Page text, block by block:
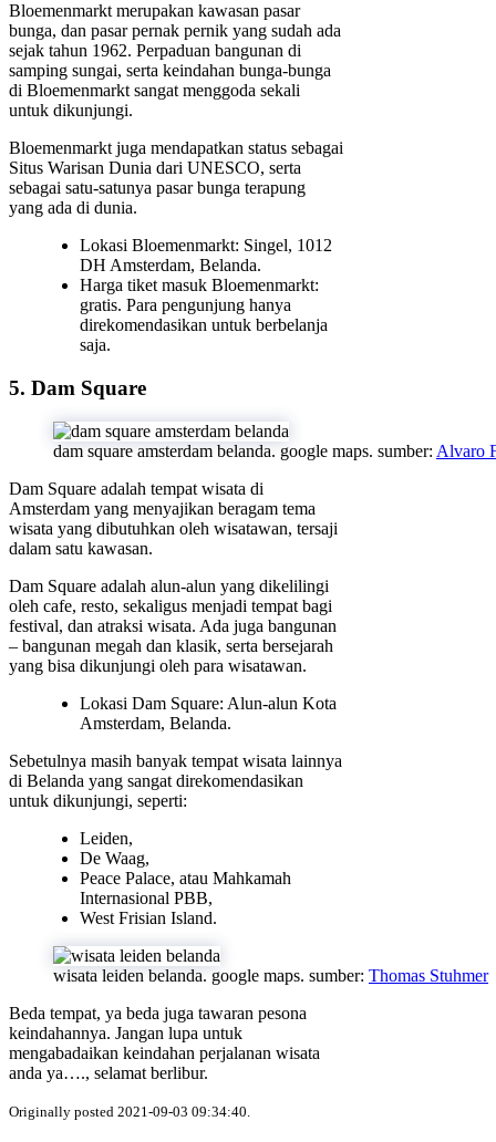
Bloemenmarkt merupakan kawasan pasar
bunga, dan pasar pernak pernik yang sudah ada
sejak tahun 1962. Perpaduan bangunan di
samping sungai, serta keindahan bunga-bunga
di Bloemenmarkt sangat menggoda sekali
untuk dikunjungi.
Bloemenmarkt juga mendapatkan status sebagai
Situs Warisan Dunia dari UNESCO, serta
sebagai satu-satunya pasar bunga terapung
yang ada di dunia.
Lokasi Bloemenmarkt: Singel, 1012
DH Amsterdam, Belanda.
Harga tiket masuk Bloemenmarkt:
gratis. Para pengunjung hanya
direkomendasikan untuk berbelanja
saja.
5. Dam Square
dam square amsterdam belanda. google maps. sumber: Alvaro
Dam Square adalah tempat wisata di
Amsterdam yang menyajikan beragam tema
wisata yang dibutuhkan oleh wisatawan, tersaji
dalam satu kawasan.
Dam Square adalah alun-alun yang dikelilingi
oleh cafe, resto, sekaligus menjadi tempat bagi
festival, dan atraksi wisata. Ada juga bangunan
– bangunan megah dan klasik, serta bersejarah
yang bisa dikunjungi oleh para wisatawan.
Lokasi Dam Square: Alun-alun Kota
Amsterdam, Belanda.
Sebetulnya masih banyak tempat wisata lainnya
di Belanda yang sangat direkomendasikan
untuk dikunjungi, seperti:
Leiden,
De Waag,
Peace Palace, atau Mahkamah
Internasional PBB,
West Frisian Island.
wisata leiden belanda. google maps. sumber: Thomas Stuhmer
Beda tempat, ya beda juga tawaran pesona
keindahannya. Jangan lupa untuk
mengabadaikan keindahan perjalanan wisata
anda ya…., selamat berlibur.
Originally posted 2021-09-03 09:34:40.